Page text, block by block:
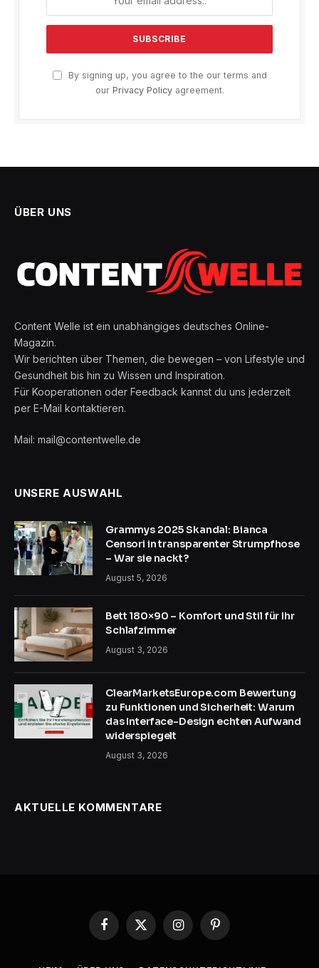
By signing up, you agree to the our terms and
our Privacy Policyagreement.
ÜBER UNS
Content Welle ist ein unabhängiges deutsches Online-
Magazin.
Wir berichten über Themen, die bewegen – von Lifestyle und
Gesundheit bis hin zu Wissen und Inspiration.
Für Kooperationen oder Feedback kannst du uns jederzeit
per E-Mail kontaktieren.
Mail: mail@contentwelle.de
UNSERE AUSWAHL
Grammys 2025 Skandal: Bianca
Censori in transparenter Strumpfhose
– War sie nackt?
August 5, 2026
Bett 180×90 – Komfort und Stil für Ihr
Schlafzimmer
August 3, 2026
ClearMarketsEurope.com Bewertung
zu Funktionen und Sicherheit: Warum
das Interface-Design echten Aufwand
widerspiegelt
August 3, 2026
AKTUELLE KOMMENTARE
Facebook
X
(Twitter)
InstagramPinterest